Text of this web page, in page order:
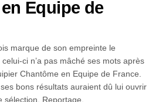
Equipe de
marque de son empreinte le
ci n’a pas mâché ses mots après
Chantôme en Equipe de France.
bons résultats auraient dû lui ouvrir
sélection. Reportage.